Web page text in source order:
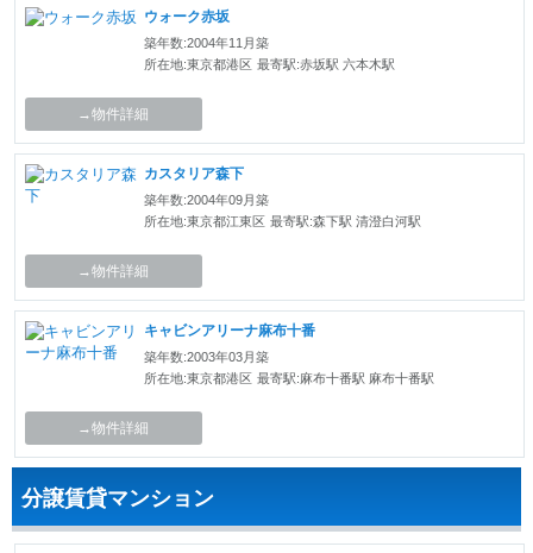
ウォーク赤坂
築年数:2004年11月築
所在地:東京都港区 最寄駅:赤坂駅 六本木駅
→物件詳細
カスタリア森下
築年数:2004年09月築
所在地:東京都江東区 最寄駅:森下駅 清澄白河駅
→物件詳細
キャビンアリーナ麻布十番
築年数:2003年03月築
所在地:東京都港区 最寄駅:麻布十番駅 麻布十番駅
→物件詳細
分譲賃貸マンション